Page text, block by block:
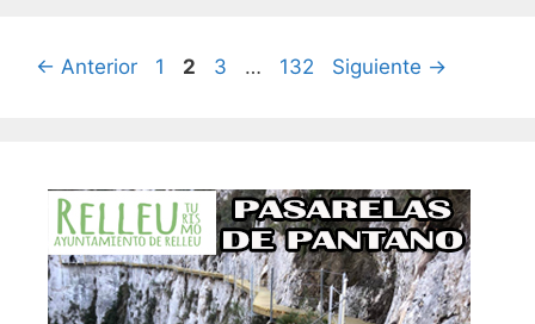
← Anterior Página
1 Página
2 Página
3 … Página
132 Siguiente →